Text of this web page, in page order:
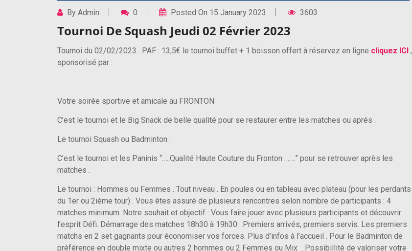
By Admin 0 Posted On 15 January 2023 3603
Tournoi De Squash Jeudi 02 Février 2023
Tournoi du 02/02/2023 . PAF : 13,5€ le tournoi buffet + 1 boisson offert à réservez en ligne cliquez ICI ,
sponsorisé par :
Votre soirée sportive et amicale au FRONTON
C’est le tournoi et le Big Snack de belle qualité pour se restaurer entre les matches ou aprés .
Le tournoi Squash ou Badminton :
C’est le tournoi et les Paninis “…..Qualité Haute Couture du Fronton …….” pour se retrouver après les
matches .
Le tournoi : Hommes ou Femmes . Tout niveau . En poules ou en tableau avec plateau (pour les perdants
du 1er ou 2ième tour) . Vous êtes assuré de plusieurs rencontres selon nombre de participants : 4
matches minimum. Notre souhait et objectif : Vous faire jouer avec plusieurs participants et découvrir
l’esprit Défi. Démarrage des matches 18h30 à 19h30 : Premiers arrivés, premiers servis. Les premiers
matchs en 2 set gagnants pour économiser vos forces. Plus d’infos à l’accueil . Pour le Badminton de
préférence en double mixte ou autres 2 hommes ou 2 Femmes ou Mix . Possibillité de valoriser votre